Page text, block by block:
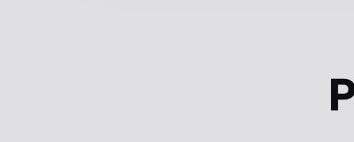
Расписание и публикация в